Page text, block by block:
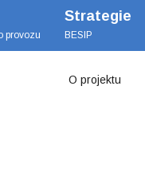
provozu
Strategie
BESIP
O projektu